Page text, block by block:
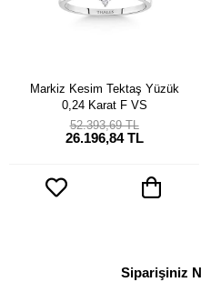
Markiz Kesim Tektaş Yüzük
0,24 Karat F VS
26.196,84 TL
52.393,69 TL
Siparişiniz